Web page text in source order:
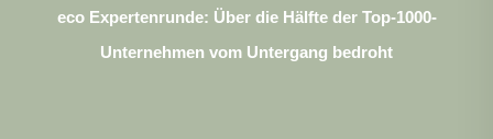
eco Expertenrunde: Über die Hälfte der Top-1000-
Unternehmen vom Untergang bedroht